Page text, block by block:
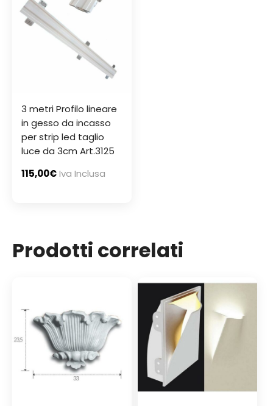
3 metri Profilo lineare
in gesso da incasso
per strip led taglio
luce da 3cm Art.3125
115,00€Iva Inclusa
Prodotti correlati